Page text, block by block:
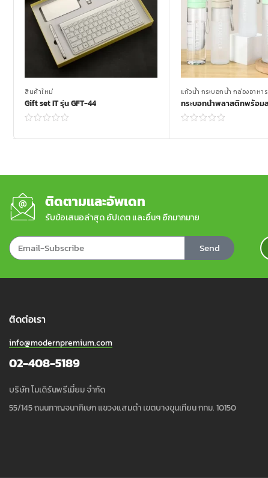
สินค้าใหม่
Gift set IT รุ่น GFT-44
Read more
แก้วน้ำ กระบอกน้ำ กล่องอาหาร
Read more
ติดตามและอัพเดท
รับข้อเสนอล่าสุด อัปเดต และอื่นๆ อีกมากมาย
Send
ติดต่อเรา
info@modernpremium.com
02-408-5189
บริษัท โมเดิร์นพรีเมี่ยม จำกัด
55/145 ถนนกาญจนาภิเษก แขวงแสมดำ เขตบางขุนเทียน กทม. 10150